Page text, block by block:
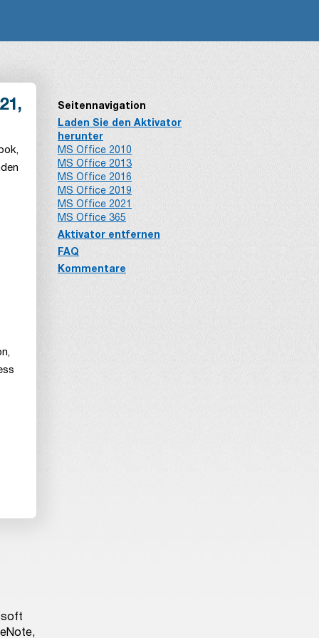
Seitennavigation
Laden Sie den Aktivator
herunter
MS Office 2010
MS Office 2013
MS Office 2016
MS Office 2019
MS Office 2021
MS Office 365
Aktivator entfernen
FAQ
Kommentare